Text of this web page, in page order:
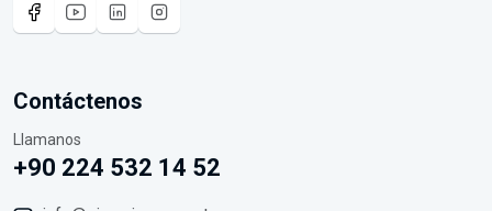
Contáctenos
Llamanos
+90 224 532 14 52